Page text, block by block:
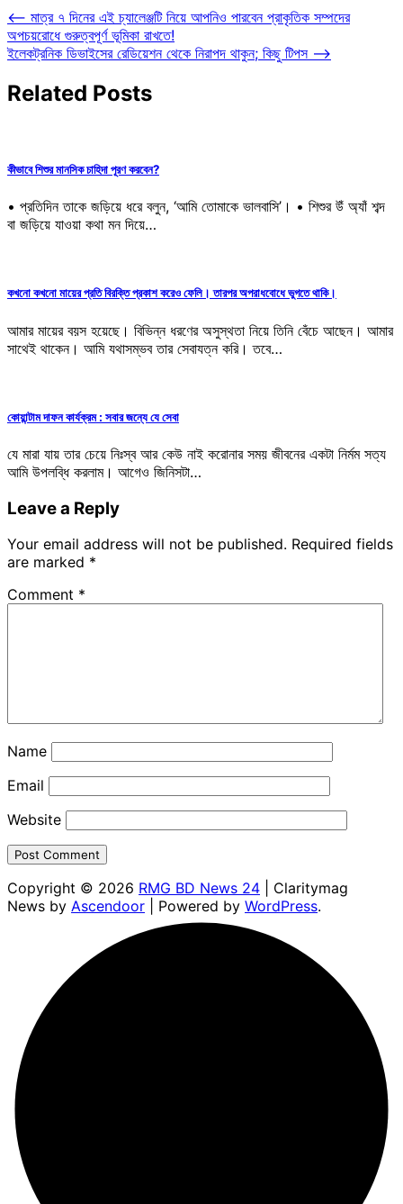
Post
navigation
⟵ মাত্র ৭ দিনের এই চ্যালেঞ্জটি নিয়ে আপনিও পারবেন প্রাকৃতিক সম্পদের
অপচয়রোধে গুরুত্বপূর্ণ ভূমিকা রাখতে!
ইলেকট্রনিক ডিভাইসের রেডিয়েশন থেকে নিরাপদ থাকুন; কিছু টিপস ⟶
Related Posts
কীভাবে শিশুর মানসিক চাহিদা পূরণ করবেন?
• প্রতিদিন তাকে জড়িয়ে ধরে বলুন, ‘আমি তোমাকে ভালবাসি’। • শিশুর উঁ অ্যাঁ শব্দ
বা জড়িয়ে যাওয়া কথা মন দিয়ে…
কখনো কখনো মায়ের প্রতি বিরক্তি প্রকাশ করেও ফেলি। তারপর অপরাধবোধে ভুগতে থাকি।
আমার মায়ের বয়স হয়েছে। বিভিন্ন ধরণের অসুস্থতা নিয়ে তিনি বেঁচে আছেন। আমার
সাথেই থাকেন। আমি যথাসম্ভব তার সেবাযত্ন করি। তবে…
কোয়ান্টাম দাফন কার্যক্রম : সবার জন্যে যে সেবা
যে মারা যায় তার চেয়ে নিঃস্ব আর কেউ নাই করোনার সময় জীবনের একটা নির্মম সত্য
আমি উপলব্ধি করলাম। আগেও জিনিসটা…
Leave a Reply
Your email address will not be published. Required fields
are marked *
Comment *
Name
Email
Website
Copyright © 2026 RMG BD News 24 | Claritymag
News by Ascendoor | Powered by WordPress.